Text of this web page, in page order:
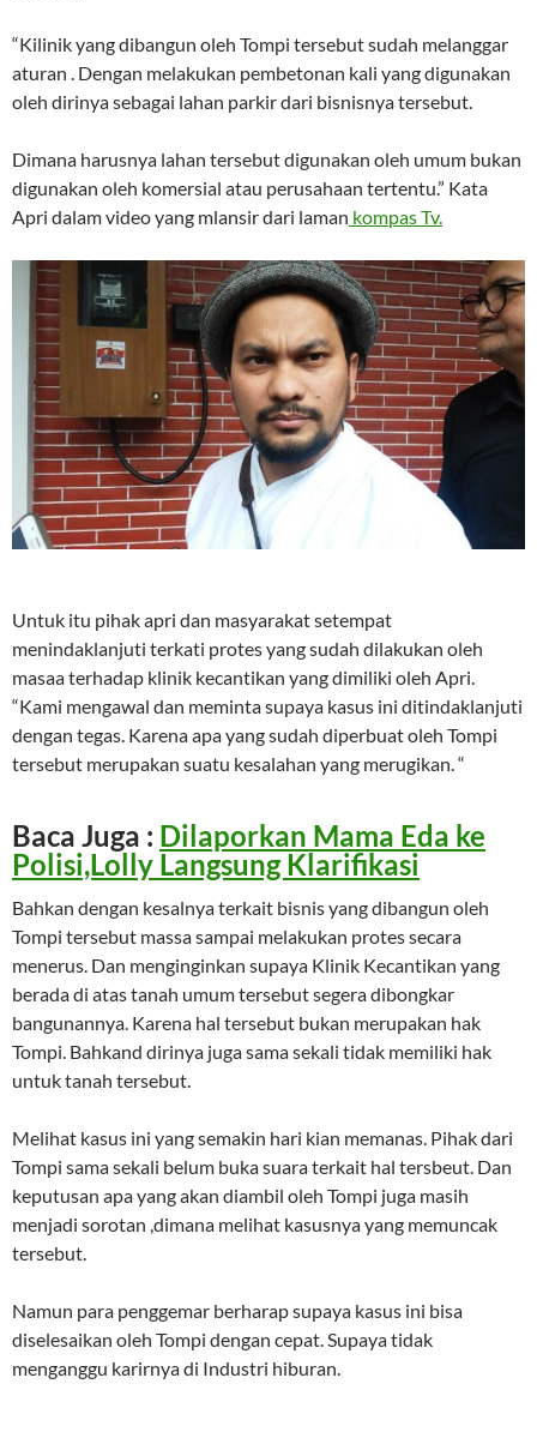
“Kilinik yang dibangun oleh Tompi tersebut sudah melanggar
aturan . Dengan melakukan pembetonan kali yang digunakan
oleh dirinya sebagai lahan parkir dari bisnisnya tersebut.
Dimana harusnya lahan tersebut digunakan oleh umum bukan
digunakan oleh komersial atau perusahaan tertentu.” Kata
Apri dalam video yang mlansir dari laman kompas Tv.
Untuk itu pihak apri dan masyarakat setempat
menindaklanjuti terkati protes yang sudah dilakukan oleh
masaa terhadap klinik kecantikan yang dimiliki oleh Apri.
“Kami mengawal dan meminta supaya kasus ini ditindaklanjuti
dengan tegas. Karena apa yang sudah diperbuat oleh Tompi
tersebut merupakan suatu kesalahan yang merugikan. “
Baca Juga : Dilaporkan Mama Eda ke
Polisi,Lolly Langsung Klarifikasi
Bahkan dengan kesalnya terkait bisnis yang dibangun oleh
Tompi tersebut massa sampai melakukan protes secara
menerus. Dan menginginkan supaya Klinik Kecantikan yang
berada di atas tanah umum tersebut segera dibongkar
bangunannya. Karena hal tersebut bukan merupakan hak
Tompi. Bahkand dirinya juga sama sekali tidak memiliki hak
untuk tanah tersebut.
Melihat kasus ini yang semakin hari kian memanas. Pihak dari
Tompi sama sekali belum buka suara terkait hal tersbeut. Dan
keputusan apa yang akan diambil oleh Tompi juga masih
menjadi sorotan ,dimana melihat kasusnya yang memuncak
tersebut.
Namun para penggemar berharap supaya kasus ini bisa
diselesaikan oleh Tompi dengan cepat. Supaya tidak
menganggu karirnya di Industri hiburan.